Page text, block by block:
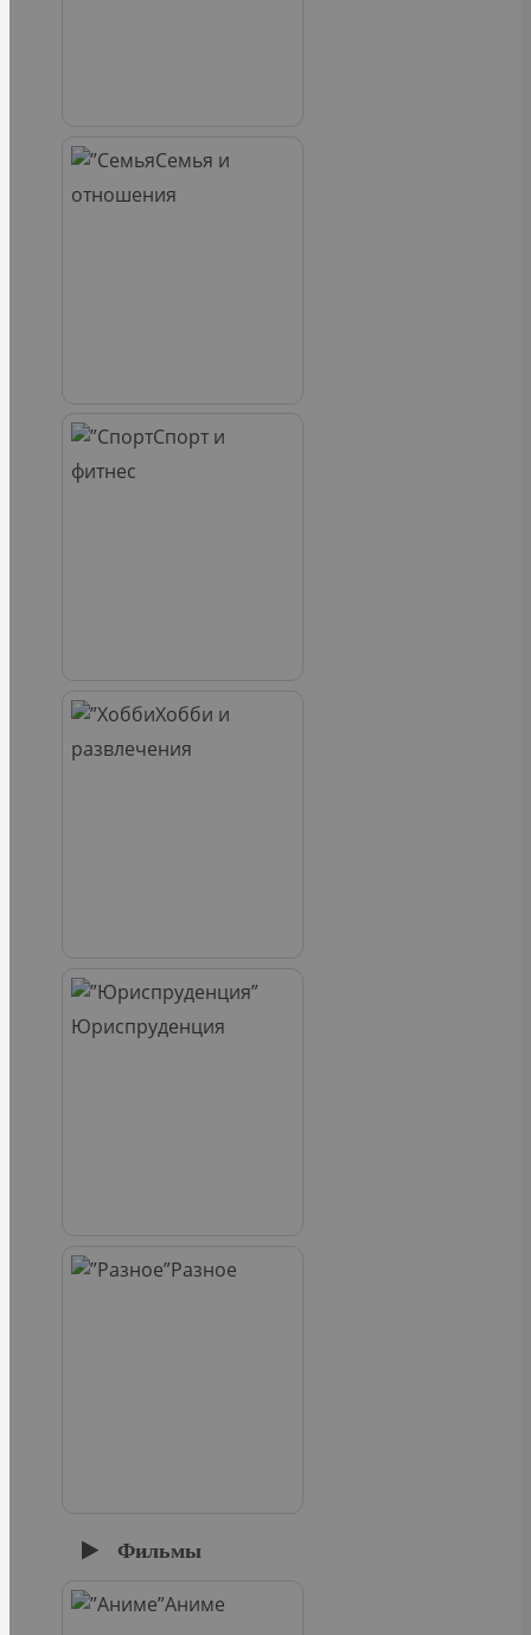
Семья и
отношения
Спорт и
фитнес
Хобби и
развлечения
Юриспруденция
Разное
Фильмы
Аниме